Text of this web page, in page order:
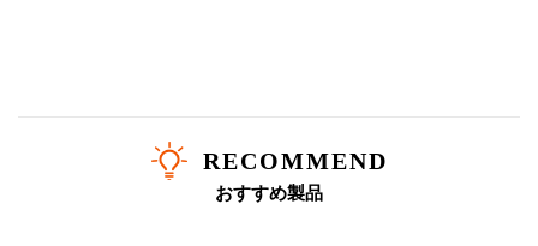
RECOMMEND
おすすめ製品